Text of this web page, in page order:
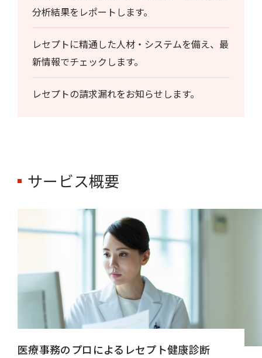
分析結果をレポートします。
レセプトに精通した人材・システムを備え、最
新情報でチェックします。
レセプトの請求漏れをお知らせします。
サービス概要
医療事務のプロによるレセプト健康診断